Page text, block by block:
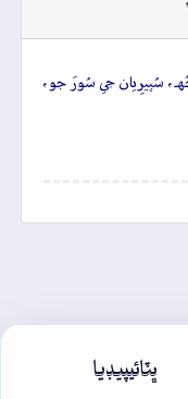
سُپيرِيان جي سُورَ جو،
ڀٽائيپيڊيا